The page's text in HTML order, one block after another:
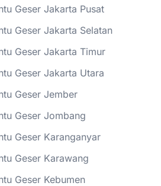
Geser Jakarta Pusat
Geser Jakarta Selatan
Geser Jakarta Timur
Geser Jakarta Utara
Geser Jember
Geser Jombang
Geser Karanganyar
Geser Karawang
Geser Kebumen